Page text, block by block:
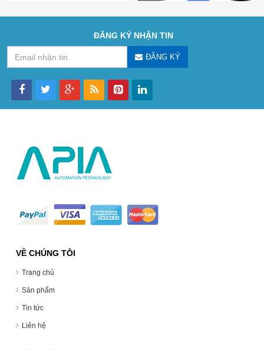
ĐĂNG KÝ NHẬN TIN
ĐĂNG KÝ
VỀ CHÚNG TÔI
Trang chủ
Sản phẩm
Tin tức
Liên hệ